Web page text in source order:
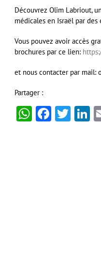
Découvrez Olim Labriout,
médicales en Israël par
Vous pouvez avoir accès
brochures par ce lien:
et nous contacter par mail:
Partager :
WhatsApp